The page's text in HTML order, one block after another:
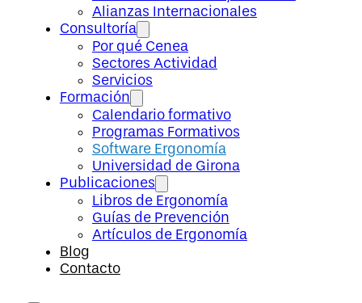
Alianzas Internacionales
Consultoría
Por qué Cenea
Sectores Actividad
Servicios
Formación
Calendario formativo
Programas Formativos
Software Ergonomía
Universidad de Girona
Publicaciones
Libros de Ergonomía
Guías de Prevención
Artículos de Ergonomía
Blog
Contacto